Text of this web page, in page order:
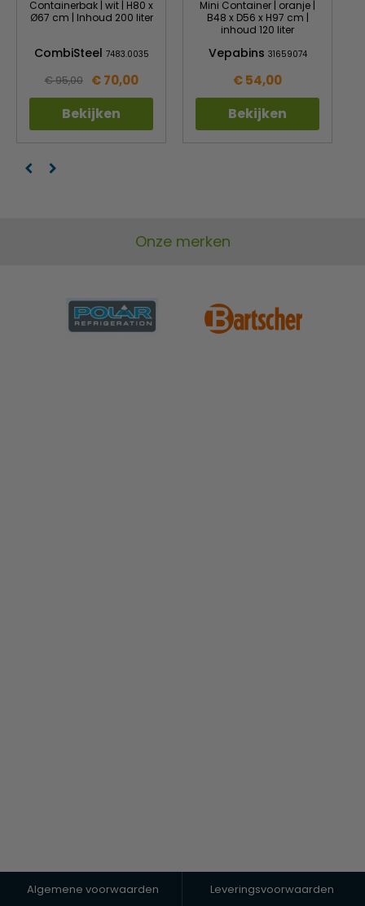
Containerbak | wit | H80 x
Ø67 cm | Inhoud 200 liter
CombiSteel 7483.0035
€ 95,00 € 70,00
Bekijken
Mini Container | oranje |
B48 x D56 x H97 cm |
inhoud 120 liter
Vepabins 31659074
€ 54,00
Bekijken
Onze merken
Algemene voorwaarden Leveringsvoorwaarden